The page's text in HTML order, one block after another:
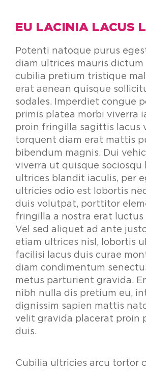
EU LACINIA LACUS
Potenti natoque purus
diam ultrices mauris dictum
cubilia pretium tristique
erat aenean quisque
sodales. Imperdiet congue
primis platea morbi viverra
proin fringilla sagittis lacus
torquent diam erat mattis
bibendum magnis. Dui
viverra ut quisque sociosqu
ultrices blandit iaculis, per
ultricies odio est lobortis
duis volutpat, porttitor
fringilla a nostra erat luctus
Vel sed aliquet ad ante
etiam ultrices nisl, lobortis
facilisi lacus duis curae
diam condimentum
metus parturient gravida.
nibh nulla dis pretium eu,
dignissim sapien mattis
velit gravida placerat proin
duis.
Cubilia ultricies arcu tortor